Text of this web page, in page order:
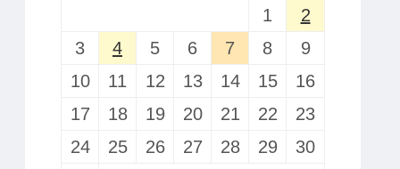
1
2
3
4 5 6 7 8
9
10
11 12 13 14 15
16
17
18 19 20 21 22
23
24
25 26 27 28 29
30